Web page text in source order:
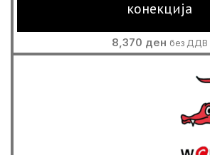
конекција
8,370 ден без ДДВ